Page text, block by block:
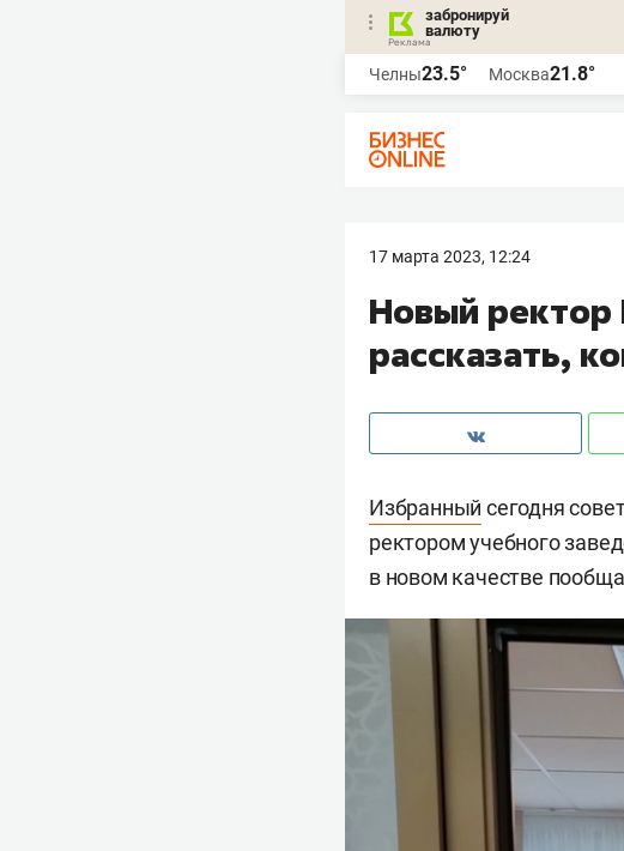
забронируй
валюту
Челны23.5° Москва21.8°
17 марта 2023, 12:24
Новый ректор
рассказать,
Избранный сегодня
ректором учебного
в новом качестве